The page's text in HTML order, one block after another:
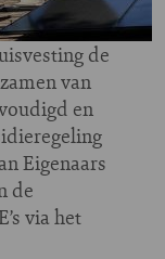
de
van
en
Eigenaars
de
via het